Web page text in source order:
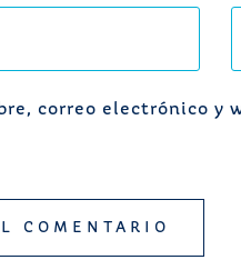
correo electrónico y